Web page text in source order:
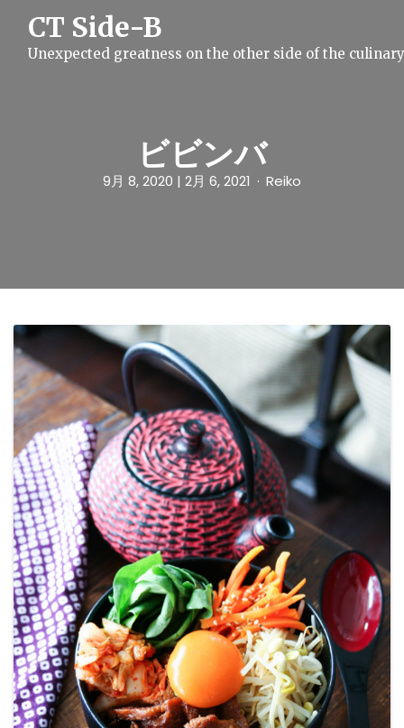
CT Side-B
Unexpected greatness on the other side of the
ビビンバ
9月 8, 2020 | 2月 6, 2021 Reiko